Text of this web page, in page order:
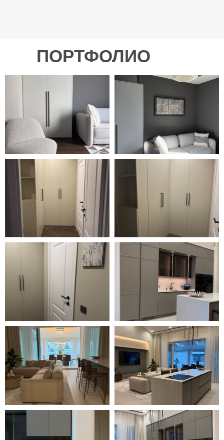
ПОРТФОЛИО